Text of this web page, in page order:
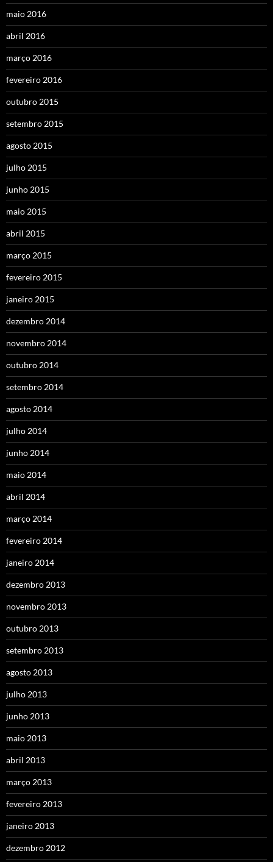
maio 2016
abril 2016
março 2016
fevereiro 2016
outubro 2015
setembro 2015
agosto 2015
julho 2015
junho 2015
maio 2015
abril 2015
março 2015
fevereiro 2015
janeiro 2015
dezembro 2014
novembro 2014
outubro 2014
setembro 2014
agosto 2014
julho 2014
junho 2014
maio 2014
abril 2014
março 2014
fevereiro 2014
janeiro 2014
dezembro 2013
novembro 2013
outubro 2013
setembro 2013
agosto 2013
julho 2013
junho 2013
maio 2013
abril 2013
março 2013
fevereiro 2013
janeiro 2013
dezembro 2012